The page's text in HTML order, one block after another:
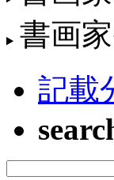
書画
記載